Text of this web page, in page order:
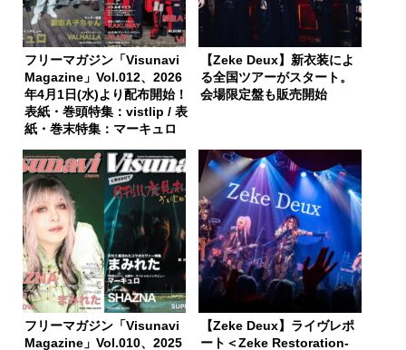
フリーマガジン「Visunavi
Magazine」Vol.012、2026
年4月1日(水)より配布開始！
表紙・巻頭特集：vistlip / 表
紙・巻末特集：マーキュロ
【Zeke Deux】新衣装によ
る全国ツアーがスタート。
会場限定盤も販売開始
フリーマガジン「Visunavi
Magazine」Vol.010、2025
【Zeke Deux】ライヴレポ
ート＜Zeke Restoration-